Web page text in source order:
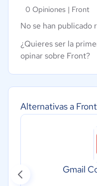
Alternativas a Front
Gmail
0 Opiniones | Front
No se han publicado
¿Quieres ser la
opinar sobre Front?